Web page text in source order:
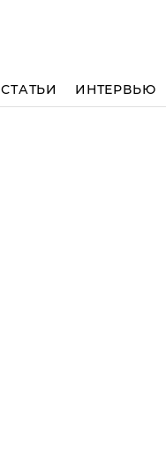
СТАТЬИ ИНТЕРВЬЮ